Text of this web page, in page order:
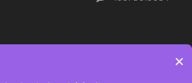
×